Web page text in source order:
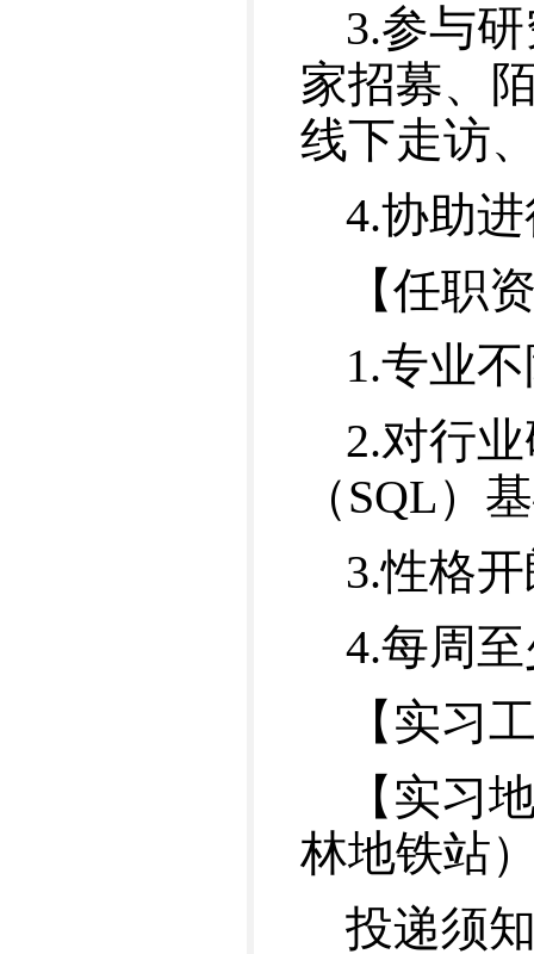
3.参与
家招募、
线下走访
4.协助
【任职
1.专业
2.对行
（SQL）
3.性格
4.每周
【实习
【实习
林地铁站
投递须